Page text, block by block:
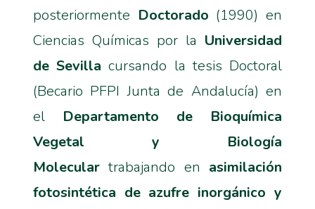
posteriormente Doctorado (1990) en
Ciencias Químicas por la Universidad
de Sevilla cursando la tesis Doctoral
(Becario PFPI Junta de Andalucía) en
el Departamento de Bioquímica
Vegetal y Biología
Moleculartrabajando en asimilación
fotosintética de azufre inorgánico y